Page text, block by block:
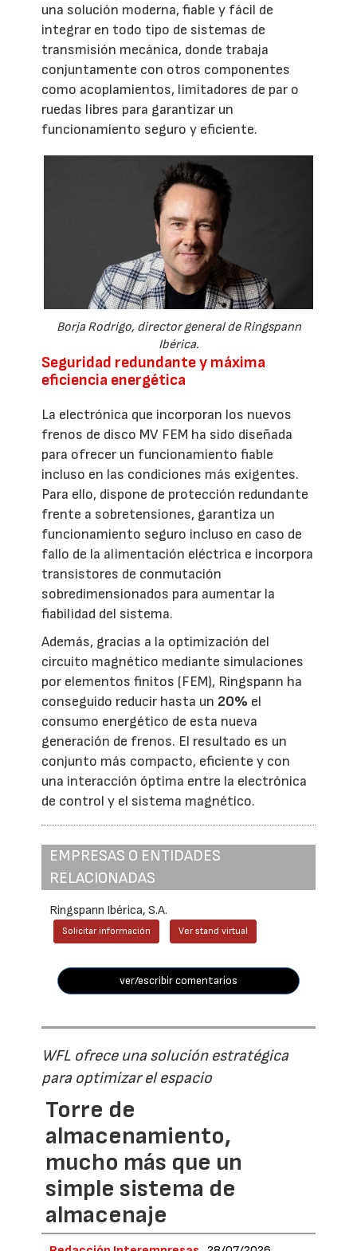
una solución moderna, fiable y fácil de
integrar en todo tipo de sistemas de
transmisión mecánica, donde trabaja
conjuntamente con otros componentes
como acoplamientos, limitadores de par o
ruedas libres para garantizar un
funcionamiento seguro y eficiente.
Borja Rodrigo, director general de Ringspann
Ibérica.
Seguridad redundante y máxima
eficiencia energética
La electrónica que incorporan los nuevos
frenos de disco MV FEM ha sido diseñada
para ofrecer un funcionamiento fiable
incluso en las condiciones más exigentes.
Para ello, dispone de protección redundante
frente a sobretensiones, garantiza un
funcionamiento seguro incluso en caso de
fallo de la alimentación eléctrica e incorpora
transistores de conmutación
sobredimensionados para aumentar la
fiabilidad del sistema.
Además, gracias a la optimización del
circuito magnético mediante simulaciones
por elementos finitos (FEM), Ringspann ha
conseguido reducir hasta un 20% el
consumo energético de esta nueva
generación de frenos. El resultado es un
conjunto más compacto, eficiente y con
una interacción óptima entre la electrónica
de control y el sistema magnético.
EMPRESAS O ENTIDADES
RELACIONADAS
Ringspann Ibérica, S.A.
Solicitar información Ver stand virtual
ver/escribir comentarios
WFL ofrece una solución estratégica
para optimizar el espacio
Torre de
almacenamiento,
mucho más que un
simple sistema de
almacenaje